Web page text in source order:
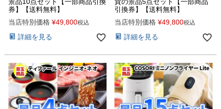
券】【送料無料】
当店特別価格 ¥49,800税込
詳細を見る
引換券】【送料無料】
当店特別価格 ¥49,800税込
詳細を見る